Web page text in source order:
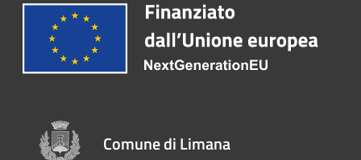
Comune di Limana